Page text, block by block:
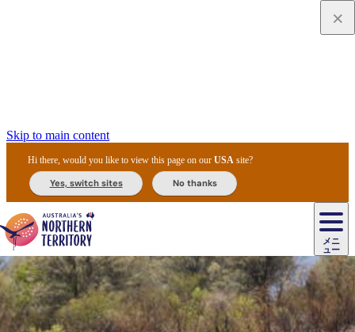
Skip to main content
Hi there, would you like to view this page on ourUSA site?
Yes, switch sites No thanks
メニ
ュー
メ
ア
ー
ズ
ッ
ク
ダ
ー
ウ
ィ
リ
ス
ス
プ
リ
ン
グ
カ
カ
ド
ゥ
国
立
公
チ
フ
ィ
ー
ル
ド
ワ
タ
ル
カ
ニ
ト
ミ
ル
ル
ビ
ル
ズ・
ジ
ジ
ャ/
ウ
ェ
ト
マ
住
民
文
体
験
ド
＆
ド
リ
ン
ィ
バ
ル
と
イ
ベ
ン
ア・
ア
ク
テ
ィ
ビ
テ
自
然
と 歴
ラ
グ
ジ
ュ
キ
ン
ピ
ン
宿
施
設
ド
同
行
ツ
ア
通
機
関
＆
レ
ン
タ
プ
ラ
ン
＆
オ
フ
ァ